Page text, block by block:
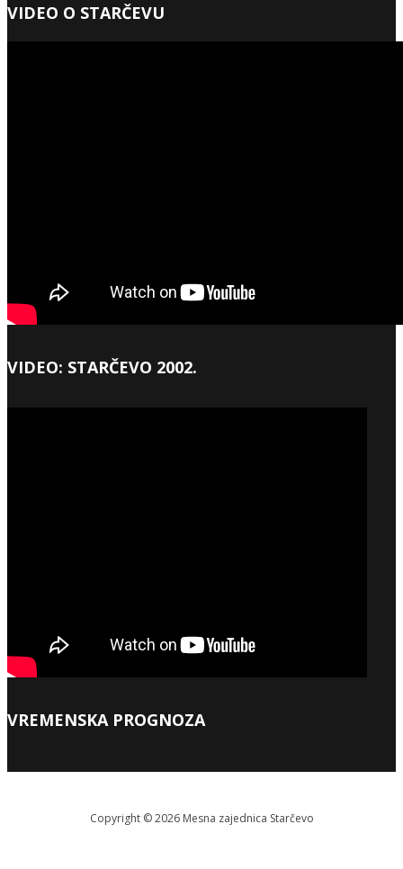
VIDEO O STARČEVU
VIDEO: STARČEVO 2002.
VREMENSKA PROGNOZA
Copyright © 2026 Меsna zajednica Starčevo